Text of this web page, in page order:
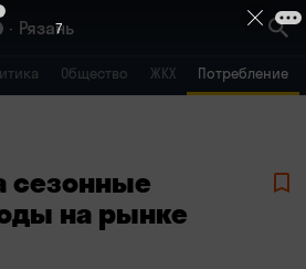
Рязань
Общество ЖКХ Потребление
Брянск
сезонные
на рынке
6